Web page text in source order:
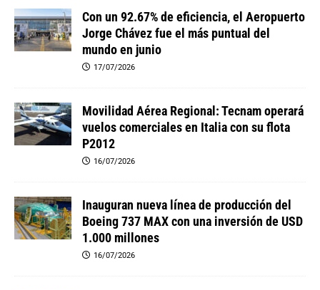
Con un 92.67% de eficiencia, el Aeropuerto
Jorge Chávez fue el más puntual del
mundo en junio
17/07/2026
Movilidad Aérea Regional: Tecnam operará
vuelos comerciales en Italia con su flota
P2012
16/07/2026
Inauguran nueva línea de producción del
Boeing 737 MAX con una inversión de USD
1.000 millones
16/07/2026